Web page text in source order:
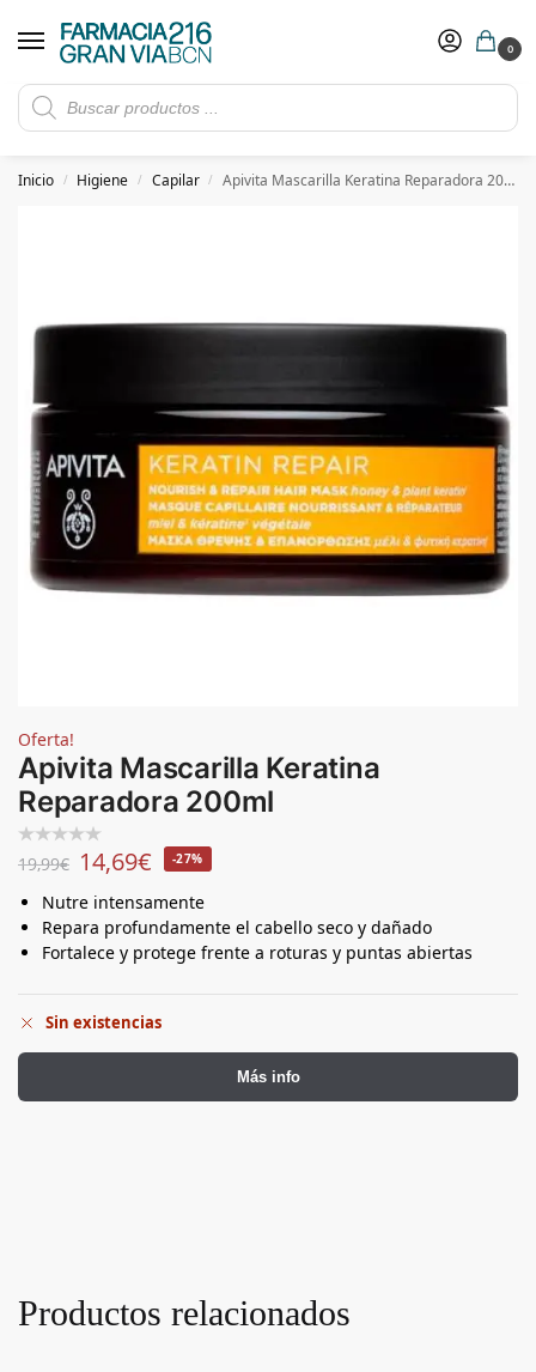
0
Rebajas de verano hasta -30%
​ 5€ de descuento con el cupón 5GRANVIA (compras superiores a 150€)
Inicio / Higiene / Capilar / Apivita Mascarilla Keratina Reparadora 200ml
Oferta!
Apivita Mascarilla Keratina
Reparadora 200ml
19,99€ 14,69€ -27%
Nutre intensamente
Repara profundamente el cabello seco y dañado
Fortalece y protege frente a roturas y puntas abiertas
Sin existencias
Más info
Productos relacionados